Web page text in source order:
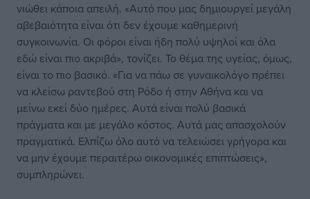
νιώθει κάποια απειλή. «Αυτό που μας δημιουργεί μεγάλη
αβεβαιότητα είναι ότι δεν έχουμε καθημερινή
συγκοινωνία. Οι φόροι είναι ήδη πολύ υψηλοί και όλα
εδώ είναι πιο ακριβά», τονίζει. Το θέμα της υγείας, όμως,
είναι το πιο βασικό. «Για να πάω σε γυναικολόγο πρέπει
να κλείσω ραντεβού στη Ρόδο ή στην Αθήνα και να
μείνω εκεί δύο ημέρες. Αυτά είναι πολύ βασικά
πράγματα και με μεγάλο κόστος. Αυτά μας απασχολούν
πραγματικά. Ελπίζω όλο αυτό να τελειώσει γρήγορα και
να μην έχουμε περαιτέρω οικονομικές επιπτώσεις»,
συμπληρώνει.